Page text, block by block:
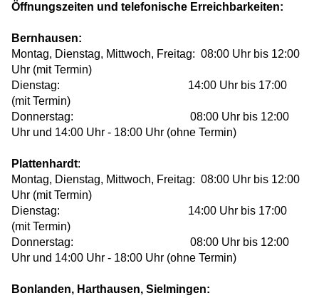
Öffnungszeiten und telefonische Erreichbarkeiten:
Bernhausen:
Montag, Dienstag, Mittwoch, Freitag: 08:00 Uhr bis 12:00
Uhr (mit Termin)
Dienstag: 14:00 Uhr bis 17:00
(mit Termin)
Donnerstag: 08:00 Uhr bis 12:00
Uhr und 14:00 Uhr - 18:00 Uhr (ohne Termin)
Plattenhardt:
Montag, Dienstag, Mittwoch, Freitag: 08:00 Uhr bis 12:00
Uhr (mit Termin)
Dienstag: 14:00 Uhr bis 17:00
(mit Termin)
Donnerstag: 08:00 Uhr bis 12:00
Uhr und 14:00 Uhr - 18:00 Uhr (ohne Termin)
Bonlanden, Harthausen, Sielmingen: